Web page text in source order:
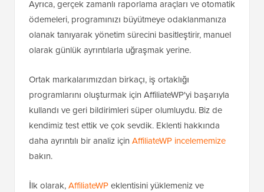
Ayrıca, gerçek zamanlı raporlama araçları ve otomatik
ödemeleri, programınızı büyütmeye odaklanmanıza
olanak tanıyarak yönetim sürecini basitleştirir, manuel
olarak günlük ayrıntılarla uğraşmak yerine.
Ortak markalarımızdan birkaçı, iş ortaklığı
programlarını oluşturmak için AffiliateWP'yi başarıyla
kullandı ve geri bildirimleri süper olumluydu. Biz de
kendimiz test ettik ve çok sevdik. Eklenti hakkında
daha ayrıntılı bir analiz için AffiliateWP incelememize
bakın.
İlk olarak,AffiliateWPeklentisini yüklemeniz ve